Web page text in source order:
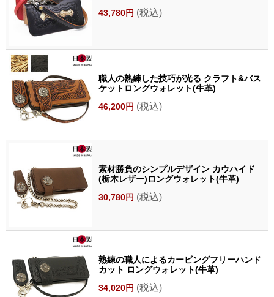
43,780円 (税込)
職人の熟練した技巧が光る クラフト&バス
ケットロングウォレット(牛革)
46,200円 (税込)
素材勝負のシンプルデザイン カウハイド
(栃木レザー)ロングウォレット(牛革)
30,780円 (税込)
熟練の職人によるカービングフリーハンド
カット ロングウォレット(牛革)
34,020円 (税込)